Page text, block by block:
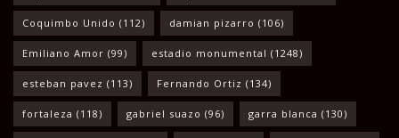
Coquimbo Unido (112) damian pizarro (106)
Emiliano Amor (99) estadio monumental (1248)
esteban pavez (113) Fernando Ortiz (134)
fortaleza (118) gabriel suazo (96) garra blanca (130)